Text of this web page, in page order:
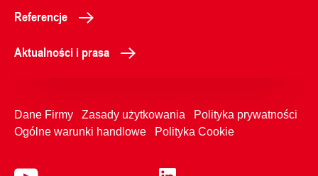
Referencje
Aktualności i prasa
Dane Firmy Zasady użytkowania
Polityka prywatności
Ogólne warunki handlowe
Polityka Cookie